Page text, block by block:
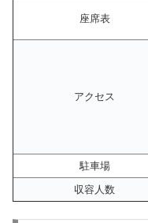
座席表
アクセス
駐車場
収容人数